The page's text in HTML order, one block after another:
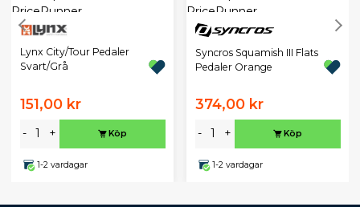
Lynx City/Tour Pedaler
Svart/Grå
151,00 kr
- + Köp
1-2 vardagar
Syncros Squamish III Flats
Pedaler Orange
374,00 kr
- + Köp
1-2 vardagar